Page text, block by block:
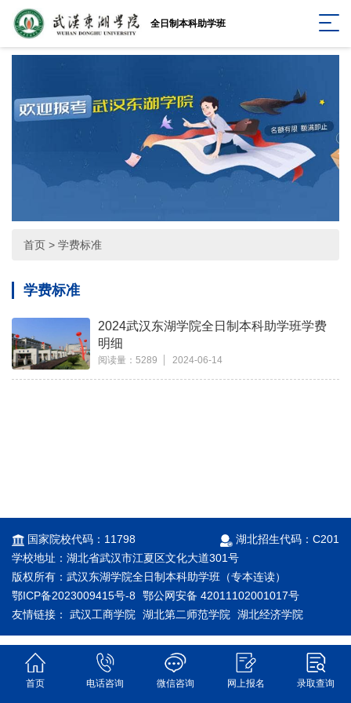
全日制本科助学班
首页 > 学费标准
学费标准
2024武汉东湖学院全日制本科助学班学费
明细
阅读量：5289 2024-06-14
国家院校代码：11798
湖北招生代码：C201
学校地址：湖北省武汉市江夏区文化大道301号
版权所有：武汉东湖学院全日制本科助学班（专本连读）
鄂ICP备2023009415号-8 鄂公网安备 42011102001017号
友情链接：
武汉工商学院 湖北第二师范学院 湖北经济学院
江汉大学 武汉工程大学
首页 电话咨询 微信咨询 网上报名 录取查询